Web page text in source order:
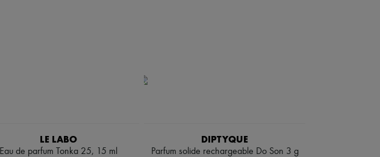
LE LABO
Eau de parfum Tonka 25, 15 ml
DIPTYQUE
Parfum solide rechargeable Do Son 3 g